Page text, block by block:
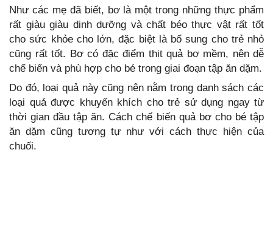
Như các mẹ đã biết, bơ là một trong những thực phẩm
rất giàu giàu dinh dưỡng và chất béo thực vật rất tốt
cho sức khỏe cho lớn, đặc biệt là bổ sung cho trẻ nhỏ
cũng rất tốt. Bơ có đặc điểm thịt quả bơ mềm, nên dễ
chế biến và phù hợp cho bé trong giai đoạn tập ăn dặm.
Do đó, loại quả này cũng nên nằm trong danh sách các
loại quả được khuyến khích cho trẻ sử dụng ngay từ
thời gian đầu tập ăn. Cách chế biến quả bơ cho bé tập
ăn dặm cũng tương tự như với cách thực hiện của
chuối.